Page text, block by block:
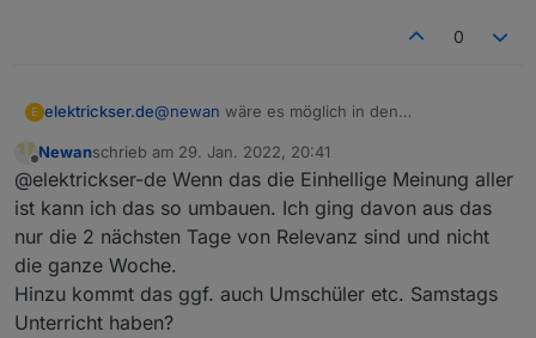
0
E elektrickser.de@newan wäre es möglich in den
- Freitag zu nutzen.
Als Abfrage Zeitraum eventuell als Datum von
Sonntag-Samstag wählen. Dann bekommt man
am Sonntag die aktuelle Woche.
Offline
Newanschrieb am 29. Jan. 2022, 20:41
zuletzt editiert von
@elektrickser-de Wenn das die Einhellige Meinung aller
ist kann ich das so umbauen. Ich ging davon aus das
nur die 2 nächsten Tage von Relevanz sind und nicht
die ganze Woche.
Hinzu kommt das ggf. auch Umschüler etc. Samstags
Unterricht haben?